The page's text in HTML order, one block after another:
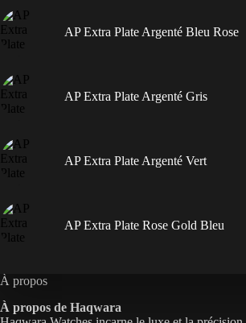
AP Extra Plate Argenté Bleu Rose
AP Extra Plate Argenté Gris
AP Extra Plate Argenté Vert
AP Extra Plate Rose Gold Bleu
À propos
À propos de Haqwara